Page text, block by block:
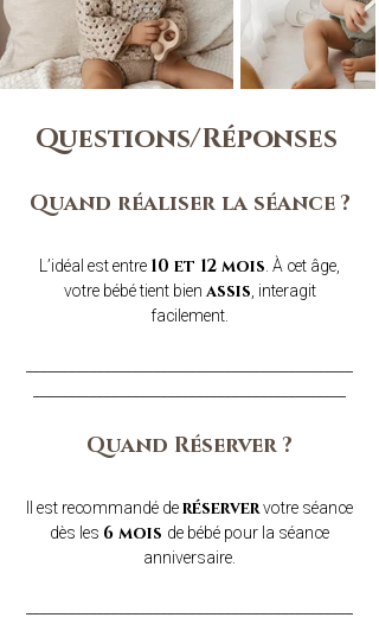
Questions/Réponses
Quand réaliser la séance ?
L’idéal est entre 10 et 12 mois. À cet âge,
votre bébé tient bien assis, interagit
facilement.
______________________________________________
____________________________________________​
Quand Réserver ?
Il est recommandé deréservervotre séance
dès les 6 mois de bébé pour la séance
anniversaire.
______________________________________________